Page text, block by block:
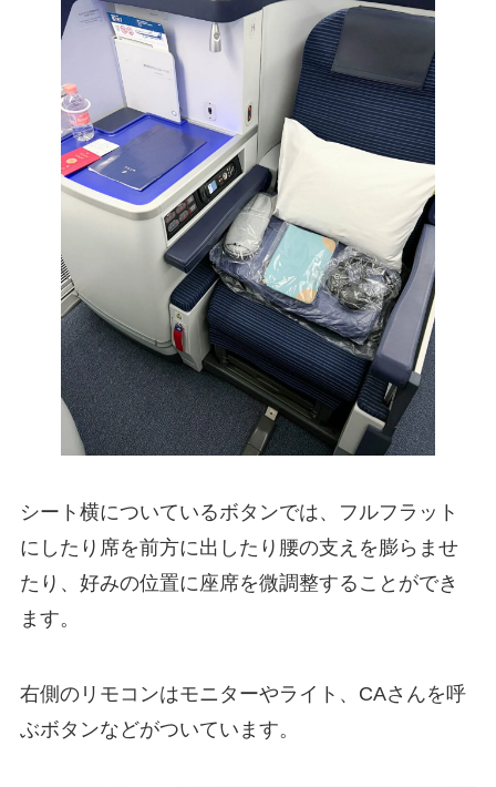
シート横についているボタンでは、フルフラット
にしたり席を前方に出したり腰の支えを膨らませ
たり、好みの位置に座席を微調整することができ
ます。
右側のリモコンはモニターやライト、CAさんを呼
ぶボタンなどがついています。